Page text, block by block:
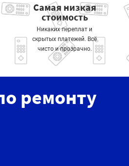
Самая низкая
стоимость
Никаких переплат и
скрытых платежей. Всё
чисто и прозрачно.
ремонту